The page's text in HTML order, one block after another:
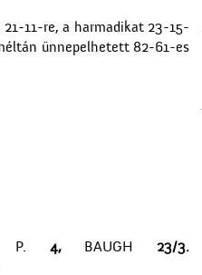
11-re, a harmadikat 23-15-
ünnepelhetett 82-61-es
P. 4,BAUGH23/3.